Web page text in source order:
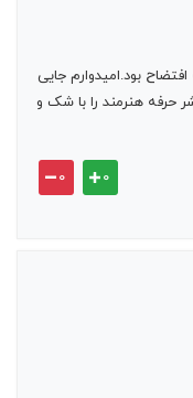
بود.امیدوارم جایی
حرفه هنرمند را با شک و
۰ ۰